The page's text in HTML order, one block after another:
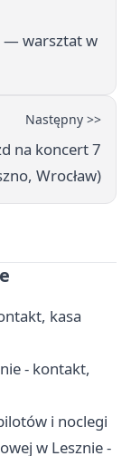
— warsztat w
Następny >>
na koncert 7
Wrocław)
kasa
- kontakt,
i noclegi
w Lesznie -